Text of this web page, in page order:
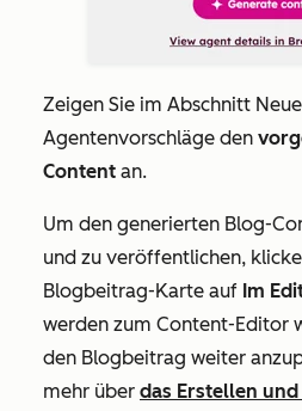
Zeigen Sie im Abschnitt
Agentenvorschläge den
Content an.
Um den generierten Blog-
und zu veröffentlichen,
Blogbeitrag-Karte auf Im
werden zum Content-Editor
den Blogbeitrag weiter
mehr über das Erstellen